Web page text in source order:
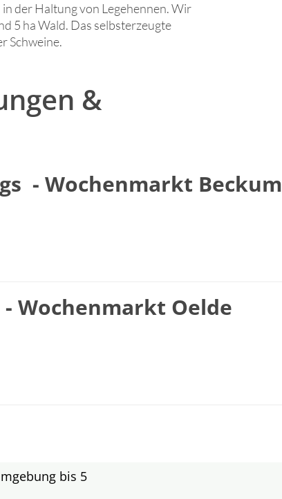
der Haltung von Legehennen. Wir
5 ha Wald. Das selbsterzeugte
Schweine.
&
- Wochenmarkt Beckum
Wochenmarkt Oelde
bis 5